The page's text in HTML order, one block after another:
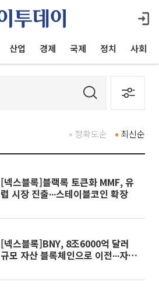
산업 경제 국제 정치 사회
최신순
정확도순
[넥스블록]블랙록 토큰화 MMF, 유
럽 시장 진출∙∙∙스테이블코인 확장
[넥스블록]BNY, 8조6000억 달러
규모 자산 블록체인으로 이전∙∙∙자산